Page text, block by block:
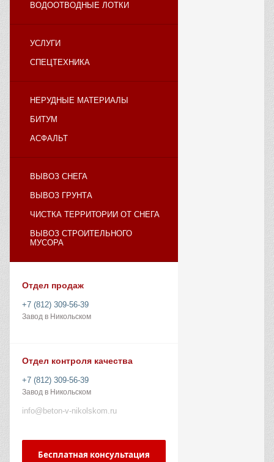
ВОДООТВОДНЫЕ ЛОТКИ
УСЛУГИ
СПЕЦТЕХНИКА
НЕРУДНЫЕ МАТЕРИАЛЫ
БИТУМ
АСФАЛЬТ
ВЫВОЗ СНЕГА
ВЫВОЗ ГРУНТА
ЧИСТКА ТЕРРИТОРИИ ОТ СНЕГА
ВЫВОЗ СТРОИТЕЛЬНОГО
МУСОРА
Отдел продаж
+7 (812) 309-56-39
Завод в Никольском
Отдел контроля качества
+7 (812) 309-56-39
Завод в Никольском
info@beton-v-nikolskom.ru
Бесплатная консультация